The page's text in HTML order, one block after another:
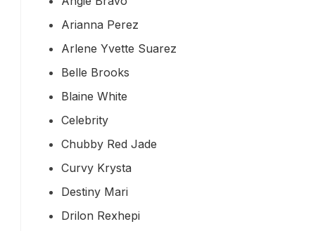
Arianna Perez
Arlene Yvette Suarez
Belle Brooks
Blaine White
Celebrity
Chubby Red Jade
Curvy Krysta
Destiny Mari
Drilon Rexhepi